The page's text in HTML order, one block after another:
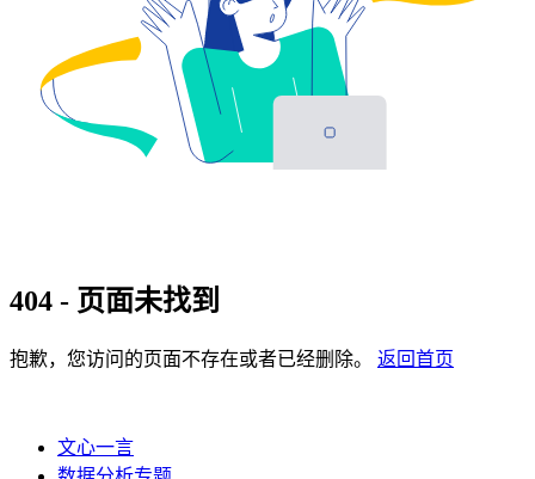
404 - 页面未找到
抱歉，您访问的页面不存在或者已经删除。 返回首页
文心一言